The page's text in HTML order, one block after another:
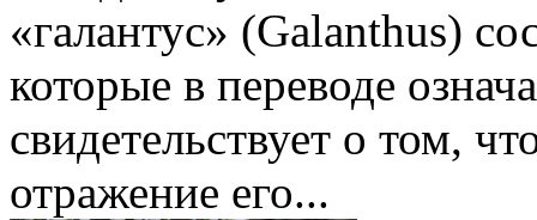
«галантус» (Galanthus)
которые в переводе
свидетельствует о том,
отражение его...